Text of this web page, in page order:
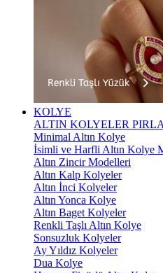
KOLYE
ALTIN KOLYELER
Minimal Altın Kolye
İsimli ve Harfli Altın Kolye
Altın Zincir Modelleri
Altın Kalp Kolyeler
Altın İnci Kolyeler
Altın Yonca Kolye
Altın Baget Kolyeler
Renkli Taşlı Altın Kolye
Sonsuzluk Kolyeler
Ay Yıldız Kolyeler
Dua Kolye